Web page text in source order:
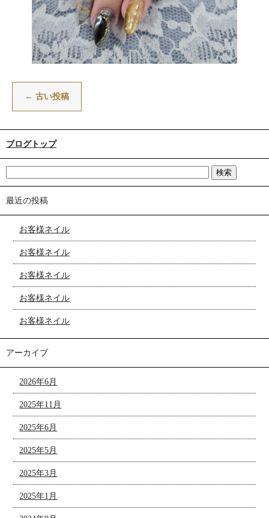
← 古い投稿
ブログトップ
最近の投稿
お客様ネイル
お客様ネイル
お客様ネイル
お客様ネイル
お客様ネイル
アーカイブ
2026年6月
2025年11月
2025年6月
2025年5月
2025年3月
2025年1月